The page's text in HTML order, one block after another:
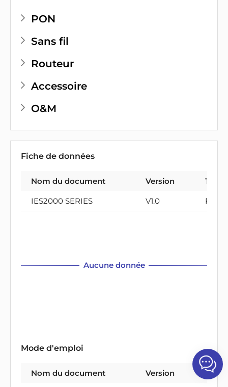
PON
Sans fil
Routeur
Accessoire
O&M
Fiche de données
Nom du document Version Type
IES2000 SERIES V1.0 PDF
Aucune donnée
Mode d'emploi
Nom du document Version Type